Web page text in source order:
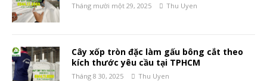
Tháng mười một 29, 2025 Thu Uyen
Cây xốp tròn đặc làm gấu bông cắt theo
kích thước yêu cầu tại TPHCM
Tháng 8 30, 2025 Thu Uyen